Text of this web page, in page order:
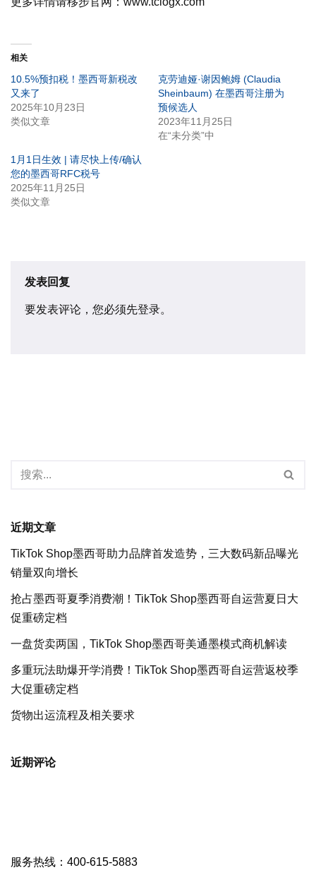
相关
10.5%预扣税！墨西哥新税改
又来了
2025年10月23日
类似文章
克劳迪娅·谢因鲍姆 (Claudia
Sheinbaum) 在墨西哥注册为
预候选人
2023年11月25日
在“未分类”中
1月1日生效 | 请尽快上传/确认
您的墨西哥RFC税号
2025年11月25日
类似文章
发表回复
要发表评论，您必须先登录。
近期文章
TikTok Shop墨西哥助力品牌首发造势，三大数码新品曝光
销量双向增长
抢占墨西哥夏季消费潮！TikTok Shop墨西哥自运营夏日大
促重磅定档
一盘货卖两国，TikTok Shop墨西哥美通墨模式商机解读
多重玩法助爆开学消费！TikTok Shop墨西哥自运营返校季
大促重磅定档
货物出运流程及相关要求
近期评论
服务热线：400-615-5883